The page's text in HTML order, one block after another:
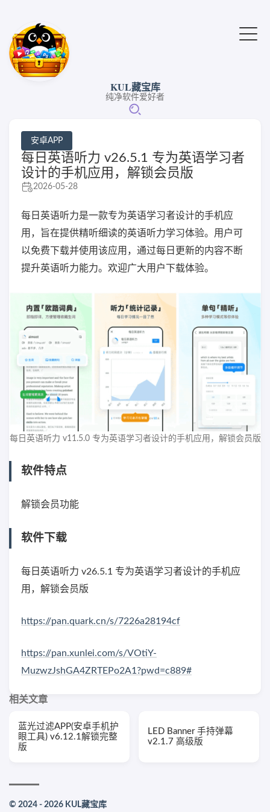
KUL藏宝库
纯净软件爱好者
安卓APP
每日英语听力 v26.5.1 专为英语学习者
设计的手机应用，解锁会员版
2026-05-28
每日英语听力是一款专为英语学习者设计的手机应
用，旨在提供精听细读的英语听力学习体验。用户可
以免费下载并使用该应用，通过每日更新的内容不断
提升英语听力能力。欢迎广大用户下载体验。
每日英语听力 v11.5.0 专为英语学习者设计的手机应用，解锁会员版
软件特点
解锁会员功能
软件下载
每日英语听力 v26.5.1 专为英语学习者设计的手机应
用，解锁会员版
https://pan.quark.cn/s/7226a28194cf
https://pan.xunlei.com/s/VOtiY-
MuzwzJshGA4ZRTEPo2A1?pwd=c889#
相关文章
蓝光过滤APP(安卓手机护
眼工具) v6.12.1解锁完整
版
LED Banner 手持弹幕
v2.1.7 高级版
© 2024 - 2026 KUL藏宝库